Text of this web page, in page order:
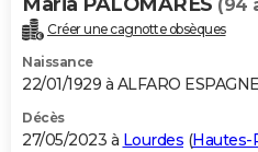
(94
Créer une cagnotte obsèques
Naissance
22/01/1929 à ALFARO ESPAGNE
Décès
27/05/2023 à Lourdes (Hautes-